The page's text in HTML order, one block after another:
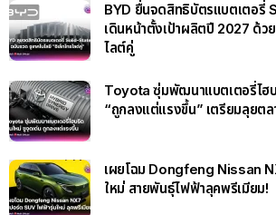
BYD ยื่นจดสิทธิบัตรแบตเตอรี่
เดินหน้าตั้งเป้าผลิตปี 2027 ด้ว
ไลต์คู่
Toyota ซุ่มพัฒนาแบตเตอรี่ไฮ
“ถูกลงแต่แรงขึ้น” เตรียมลุยต
เผยโฉม Dongfeng Nissan
ใหม่ สายพันธุ์ไฟฟ้าลุคพรีเมียม!